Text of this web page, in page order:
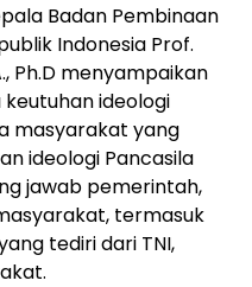
Badan Pembinaan
Indonesia Prof.
Ph.D menyampaikan
ideologi
masyarakat yang
ideologi Pancasila
jawab pemerintah,
termasuk
tediri dari TNI,